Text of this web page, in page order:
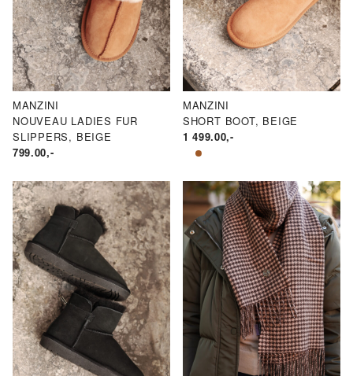
MANZINI
NOUVEAU LADIES FUR
SLIPPERS, BEIGE
799.00,-
MANZINI
SHORT BOOT, BEIGE
1 499.00,-